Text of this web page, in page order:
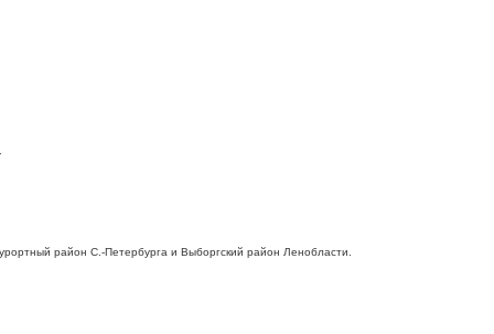
район С.-Петербурга и Выборгский район Ленобласти.